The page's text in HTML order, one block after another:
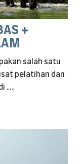
+
salah satu
pelatihan dan
...